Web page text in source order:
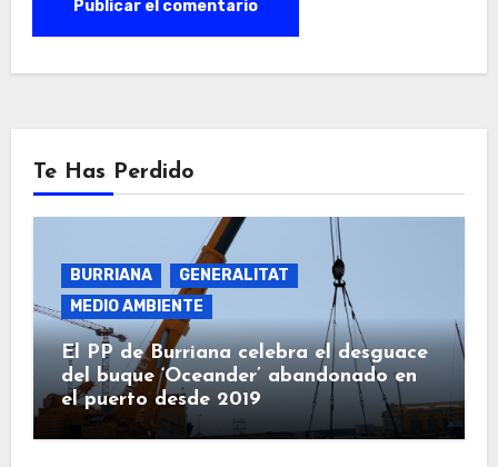
Te Has Perdido
BURRIANA
GENERALITAT
MEDIO AMBIENTE
El PP de Burriana celebra el desguace
del buque ‘Oceander’ abandonado en
el puerto desde 2019